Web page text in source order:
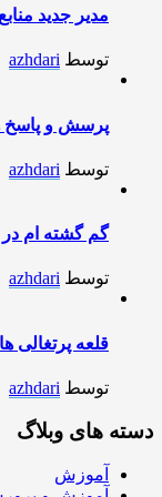
مدیر جدید
توسط azhdari
پرسش و پاسخ
توسط azhdari
گم گشته ام
توسط azhdari
قلعه پرتغالی ها
توسط azhdari
دسته های وبلاگ
آموزش